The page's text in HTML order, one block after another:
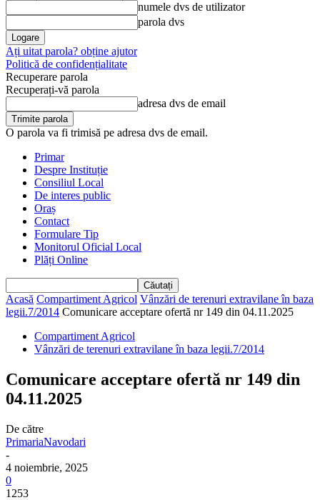
numele dvs de utilizator
parola dvs
Ați uitat parola? obține ajutor
Politică de confidențialitate
Recuperare parola
Recuperați-vă parola
adresa dvs de email
O parola va fi trimisă pe adresa dvs de email.
Primar
Despre Instituție
Consiliul Local
De interes public
Oraș
Contact
Formulare Tip
Monitorul Oficial Local
Plăți Online
Acasă Compartiment Agricol Vânzări de terenuri extravilane în baza
legii.7/2014 Comunicare acceptare ofertă nr 149 din 04.11.2025
Compartiment Agricol
Vânzări de terenuri extravilane în baza legii.7/2014
Comunicare acceptare ofertă nr 149 din
04.11.2025
De către
PrimariaNavodari
-
4 noiembrie, 2025
0
1253